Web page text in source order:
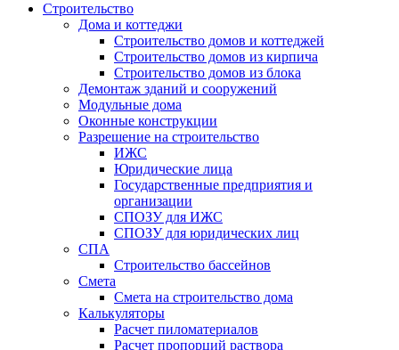
Строительство
Дома и коттеджи
Строительство домов и коттеджей
Строительство домов из кирпича
Строительство домов из блока
Демонтаж зданий и сооружений
Модульные дома
Оконные конструкции
Разрешение на строительство
ИЖС
Юридические лица
Государственные предприятия и
организации
СПОЗУ для ИЖС
СПОЗУ для юридических лиц
СПА
Строительство бассейнов
Смета
Смета на строительство дома
Калькуляторы
Расчет пиломатериалов
Расчет пропорций раствора